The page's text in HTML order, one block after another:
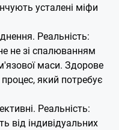
усталені міфи
Реальність:
не зі спалюванням
маси. Здорове
який потребує
Реальність:
від індивідуальних